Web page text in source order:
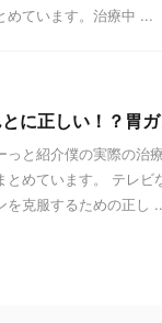
めています。治療中 ...
に正しい！？胃
っと紹介僕の実際の治
とめています。 テレ
を克服するための正し